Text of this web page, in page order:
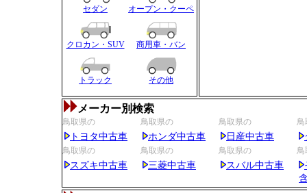
セダン オープン・クーペ
クロカン・SUV 商用車・バン
トラック その他
メーカー別検索
鳥取県の
トヨタ中古車
鳥取県の
ホンダ中古車
鳥取県の
日産中古車
鳥
鳥取県の
スズキ中古車
鳥取県の
三菱中古車
鳥取県の
スバル中古車
鳥